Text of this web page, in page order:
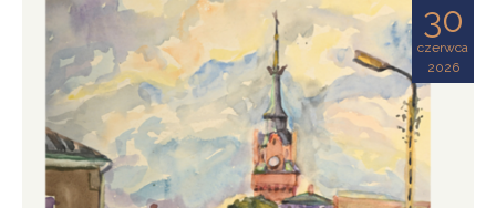
30
czerwca
2026